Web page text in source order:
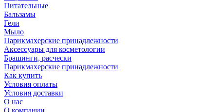
Питательные
Бальзамы
Гели
Мыло
Парикмахерские принадлежности
Аксессуары для косметологии
Брашинги, расчески
Парикмахерские принадлежности
Как купить
Условия оплаты
Условия доставки
О нас
О компании